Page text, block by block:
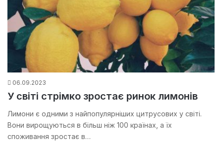
06.09.2023
У світі стрімко зростає ринок лимонів
Лимони є одними з найпопулярніших цитрусових у світі.
Вони вирощуються в більш ніж 100 країнах, а їх
споживання зростає в…